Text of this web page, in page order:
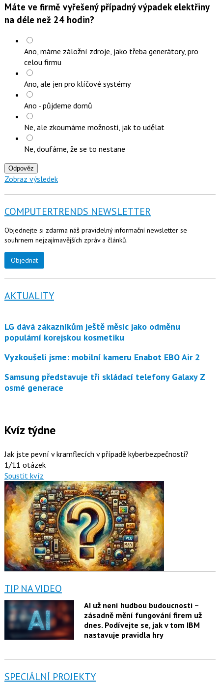
Máte ve firmě vyřešený případný výpadek elektřiny
na déle než 24 hodin?
Ano, máme záložní zdroje, jako třeba generátory, pro
celou firmu
Ano, ale jen pro klíčové systémy
Ano - půjdeme domů
Ne, ale zkoumáme možnosti, jak to udělat
Ne, doufáme, že se to nestane
Odpověz
Zobraz výsledek
COMPUTERTRENDS NEWSLETTER
Objednejte si zdarma náš pravidelný informační newsletter se
souhrnem nejzajímavějších zpráv a článků.
Objednat
AKTUALITY
LG dává zákazníkům ještě měsíc jako odměnu
populární korejskou kosmetiku
Vyzkoušeli jsme: mobilní kameru Enabot EBO Air 2
Samsung představuje tři skládací telefony Galaxy Z
osmé generace
Kvíz týdne
Jak jste pevní v kramflecích v případě kyberbezpečnosti?
1/11 otázek
Spustit kvíz
TIP NA VIDEO
AI už není hudbou budoucnosti –
zásadně mění fungování firem už
dnes. Podívejte se, jak v tom IBM
nastavuje pravidla hry
SPECIÁLNÍ PROJEKTY